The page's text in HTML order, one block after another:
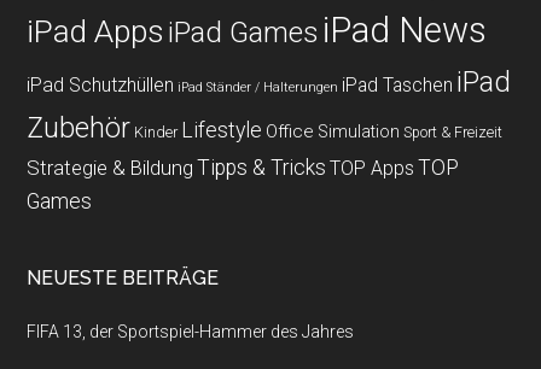
iPad Apps iPad Games iPad News
iPad Schutzhüllen iPad Ständer / Halterungen iPad Taschen iPad
Zubehör Kinder Lifestyle Office Simulation Sport & Freizeit
Strategie & Bildung Tipps & Tricks TOP Apps TOP
Games
NEUESTE BEITRÄGE
FIFA 13, der Sportspiel-Hammer des Jahres